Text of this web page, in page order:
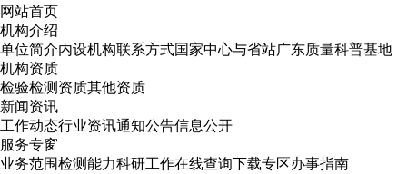
网站首页
机构介绍
单位简介内设机构联系方式国家中心与省站广东质量科普基地
机构资质
检验检测资质其他资质
新闻资讯
工作动态行业资讯通知公告信息公开
服务专窗
业务范围检测能力科研工作在线查询下载专区办事指南